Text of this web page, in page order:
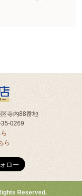
寺内88番地
0269
ら
Reserved.